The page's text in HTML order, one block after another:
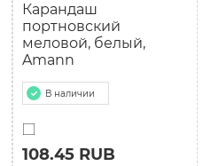
Карандаш
портновский
меловой, белый,
Amann
В наличии
108.45 RUB